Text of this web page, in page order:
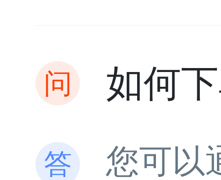
如何
您可以